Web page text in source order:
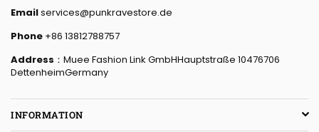
Emailservices@punkravestore.de
Phone +86 13812788757
Address ：Muee Fashion Link GmbHHauptstraße 10476706
DettenheimGermany
INFORMATION